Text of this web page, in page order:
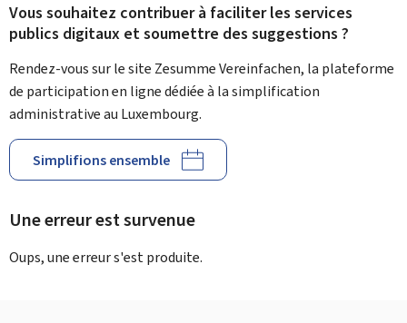
Vous souhaitez contribuer à faciliter les services
publics digitaux et soumettre des suggestions ?
Rendez-vous sur le site Zesumme Vereinfachen, la plateforme
de participation en ligne dédiée à la simplification
administrative au Luxembourg.
Simplifions ensemble
Une erreur est survenue
Oups, une erreur s'est produite.